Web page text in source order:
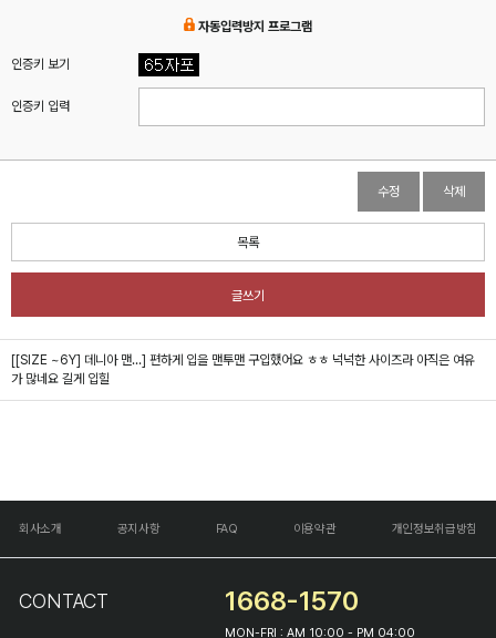
자동입력방지 프로그램
인증키 보기
인증키 입력
수정 삭제
목록
글쓰기
[[SIZE ~6Y] 데니아 맨...] 편하게 입을 맨투맨 구입했어요 ㅎㅎ 넉넉한 사이즈라 아직은 여유
가 많네요 길게 입힐
회사소개 공지사항 FAQ 이용약관 개인정보취급방침
CONTACT 1668-1570
MON-FRI : AM 10:00 - PM 04:00